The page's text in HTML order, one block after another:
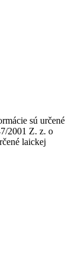
sú určené
2001 Z. z. o
laickej